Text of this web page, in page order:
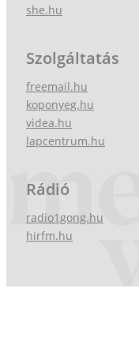
she.hu
Szolgáltatás
freemail.hu
koponyeg.hu
videa.hu
lapcentrum.hu
Rádió
radio1gong.hu
hirfm.hu